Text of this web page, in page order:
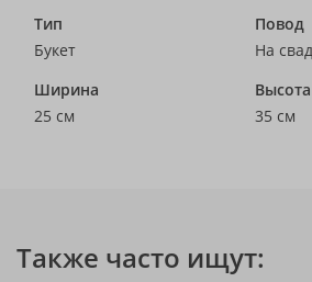
Тип
Букет
Повод
На
Ширина
25 см
Высота
35 см
Также часто ищут: